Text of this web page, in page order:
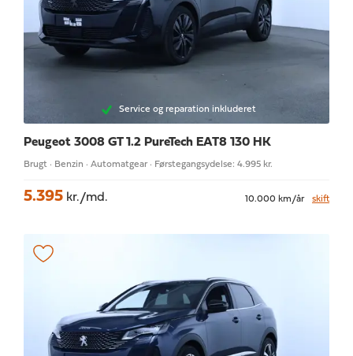
Service og reparation inkluderet
Peugeot 3008 GT 1.2 PureTech EAT8 130 HK
Brugt · Benzin · Automatgear · Førstegangsydelse: 4.995 kr.
5.395 kr./md. 10.000 km/år skift